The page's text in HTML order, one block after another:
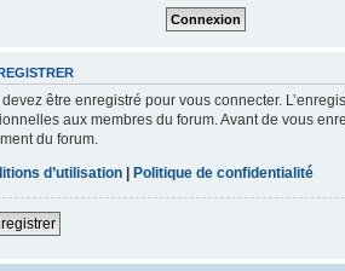
devez être enregistré pour vous connecter.
aux membres du forum. Avant de vous
du forum.
d’utilisation
Politique de confidentialité